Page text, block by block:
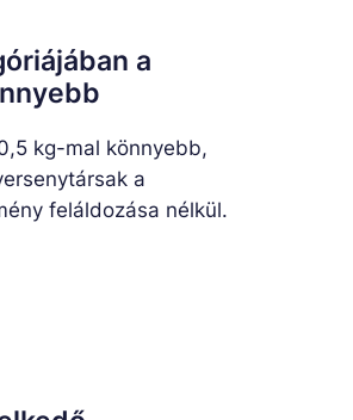
a
kg-mal könnyebb,
a
feláldozása nélkül.